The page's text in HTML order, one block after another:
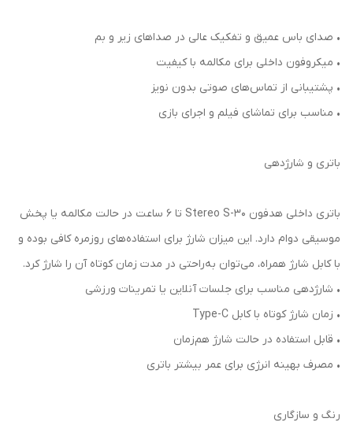
• صدای باس عمیق و تفکیک عالی در صداهای زیر و بم
• میکروفون داخلی برای مکالمه با کیفیت
• پشتیبانی از تماس‌های صوتی بدون نویز
• مناسب برای تماشای فیلم و اجرای بازی
باتری و شارژدهی
باتری داخلی هدفون Stereo S-30 تا 6 ساعت در حالت مکالمه یا پخش
موسیقی دوام دارد. این میزان شارژ برای استفاده‌های روزمره کافی بوده و
با کابل شارژ همراه، می‌توان به‌راحتی در مدت زمان کوتاه آن را شارژ کرد.
• شارژدهی مناسب برای جلسات آنلاین یا تمرینات ورزشی
• زمان شارژ کوتاه با کابل Type-C
• قابل استفاده در حالت شارژ هم‌زمان
• مصرف بهینه انرژی برای عمر بیشتر باتری
رنگ و سازگاری